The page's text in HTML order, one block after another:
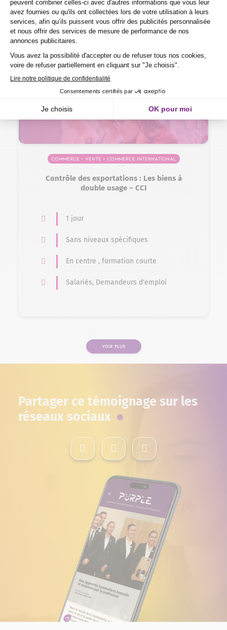
En centre, en alternance
Jeune de 15 à 29 ans
Éligible VAE
Formation professionnelle
Commerce – Vente > Commerce international
Contrôle des exportations : Les biens à
double usage – CCI
1 jour
Sans niveaux spécifiques
En centre , formation courte
Salariés, Demandeurs d'emploi
VOIR PLUS
Partager ce témoignage sur les
réseaux sociaux